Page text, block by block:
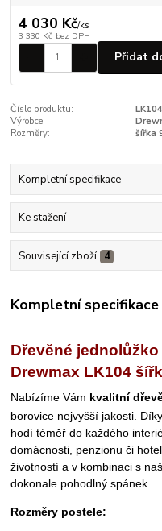
4 030 Kč/ks
3 330 Kč bez DPH
Přidat
Číslo produktu:
Výrobce:
Rozměry:
šířka
Kompletní specifikace
Ke stažení
Související zboží 4
Kompletní specifikace
Dřevěné
Drewmax LK104
Nabízíme Vám kvalitní
borovice nejvyšší jakosti.
hodí téměř do každého
domácnosti, penzionu či
životností a v kombinaci s
dokonale pohodlný spánek.
Rozměry postele: